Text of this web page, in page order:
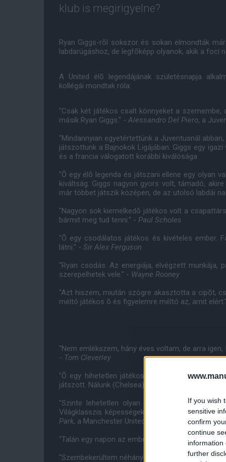
If you wish
sensitive
confirm
continue
information
further
klub is megirigyelne?
Ryan Giggs-rõl sokszor és sokan elmondták
labdarúgáshoz, de legfõképp olyanok, akik a foci
A United élõ legendájának születésnapja
kollégái mondtak róla:
"Csak két játékos csalt könnyeket a
másik Ryan Giggs." - Alessandro Del Piero, a
"Mindannyian egyetértettünk a Juventusnál
játszottunk a Bajnokok Ligájában. Giggs egy
és a francia válogatott korábbi kiválósága
"Õ egy élõ legenda és játszani ellene egy olyan
kiváltság. Giggs nagyon gyors volt, támadó,
már többet játszik középen, de az utolsó labdái
"Nagyon sok kiemelkedõ játékos volt a
bármit meg tud tenni." - Paul Scholes
"Õ egy csodálatos játékos és kivételes ember.
látni." - Sir Alex Ferguson
"Ryan csodás. Az energiája, elvégzett munkája,
szerepelhetek vele." - Wayne Rooney
"Azt hiszem, miután szögre akasztotta a cipõt,
méltó játékos õ és figyelemre méltó az, amit
"Nem emlékszem, hány éves voltam, de arra
- Tom Cleverley
"Õ egy hihetetlen játékos. Egyetlen problémát
játszott. Nálunk (Chelsea) kellett volna játszania." -
"Szinte lehetetlen olyan játékost pótolni, mint
Világklasszis képességekkel bír és rengeteget
Park, a Manchester United korábbi játékosa
"Talán egy napon az emberek majd azt mondják,
"Szembekerültem néhány kemény szélsõvel, de